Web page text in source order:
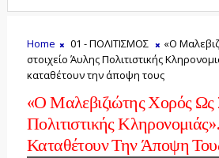
Home 01 - ΠΟΛΙΤΙΣΜΟΣ
«Ο
στοιχείο Άυλης Πολιτιστικής
καταθέτουν την άποψη τους
«Ο Μαλεβιζιώτης Χορός Ως
Πολιτιστικής
Καταθέτουν Την Άποψη